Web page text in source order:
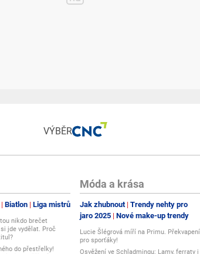
VÝBĚR
Biatlon Liga mistrů
nikdo brečet
jde vydělat. Proč
do přestřelky!
Móda a krása
Jak zhubnout Trendy nehty pro
jaro 2025 Nové make-up trendy
Lucie Šlégrová míří na Primu. Překvapení
pro sporťáky!
Osvěžení ve Schladmingu: Lamy, ferraty i